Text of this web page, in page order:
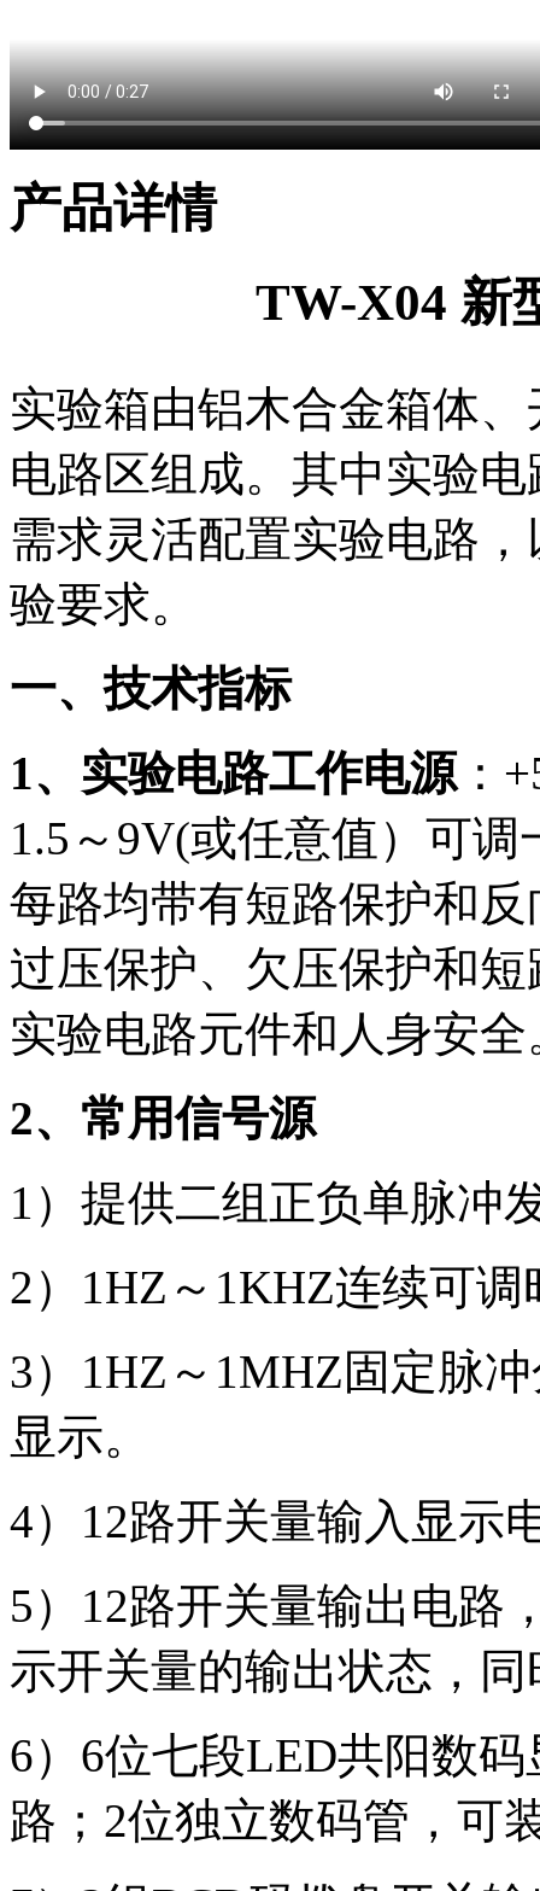
产品详情
TW-X04 新
实验箱由铝木合金箱体
电路区组成。其中实验
需求灵活配置实验电路
验要求。
一、技术指标
1、实验电路工作电源：
1.5～9V(或任意值）可
每路均带有短路保护和
过压保护、欠压保护和
实验电路元件和人身安全
2、常用信号源
1）提供二组正负单脉冲
2）1HZ～1KHZ连续可调
3）1HZ～1MHZ固定脉
显示。
4）12路开关量输入显示
5）12路开关量输出电路
示开关量的输出状态，
6）6位七段LED共阳数
路；2位独立数码管，可